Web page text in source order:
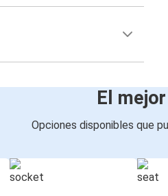
El
Opciones disponibles que